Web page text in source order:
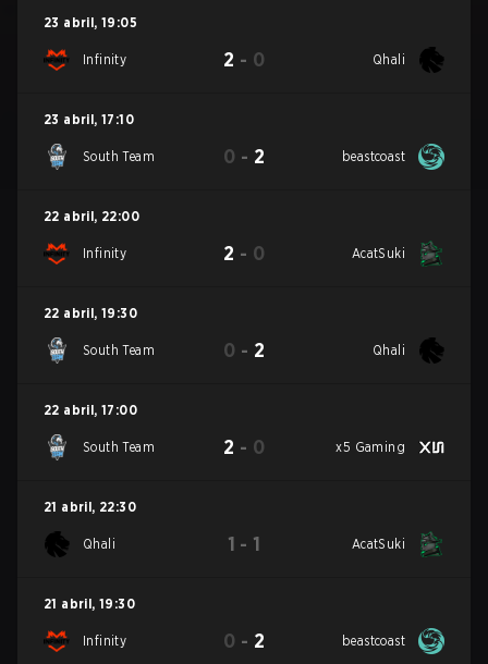
23 abril, 19:05
Infinity 2 - 0 Qhali
23 abril, 17:10
South Team 0 - 2 beastcoast
22 abril, 22:00
Infinity 2 - 0 AcatSuki
22 abril, 19:30
South Team 0 - 2 Qhali
22 abril, 17:00
South Team 2 - 0 x5 Gaming
21 abril, 22:30
Qhali 1 - 1 AcatSuki
21 abril, 19:30
Infinity 0 - 2 beastcoast